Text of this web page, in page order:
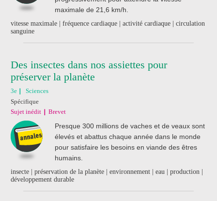
maximale de 21,6 km/h.
vitesse maximale | fréquence cardiaque | activité cardiaque | circulation
sanguine
Des insectes dans nos assiettes pour
préserver la planète
3e
Sciences
Spécifique
Sujet inédit
Brevet
Presque 300 millions de vaches et de veaux sont
élevés et abattus chaque année dans le monde
pour satisfaire les besoins en viande des êtres
humains.
insecte | préservation de la planète | environnement | eau | production |
développement durable